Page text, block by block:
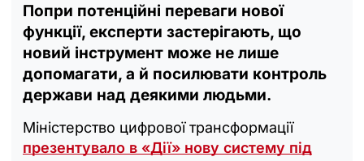
Попри потенційні переваги нової
функції, експерти застерігають, що
новий інструмент може не лише
допомагати, а й посилювати контроль
держави над деякими людьми.
Міністерство цифрової трансформації
презентувало в «Дії» нову систему під